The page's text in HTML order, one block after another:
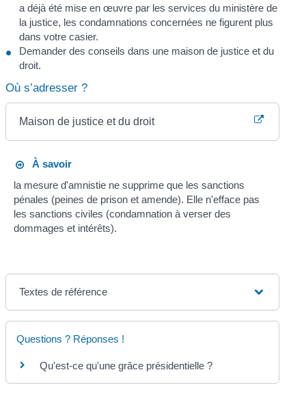
a déjà été mise en œuvre par les services du ministère de
la justice, les condamnations concernées ne figurent plus
dans votre casier.
Demander des conseils dans une maison de justice et du
droit.
Où s’adresser ?
Maison de justice et du droit
À savoir
la mesure d'amnistie ne supprime que les sanctions
pénales (peines de prison et amende). Elle n'efface pas
les sanctions civiles (condamnation à verser des
dommages et intérêts).
Textes de référence
Questions ? Réponses !
Qu'est-ce qu'une grâce présidentielle ?